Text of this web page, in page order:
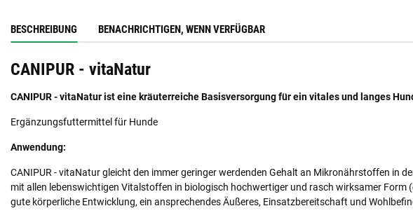
BESCHREIBUNG BENACHRICHTIGEN, WENN VERFÜGBAR
CANIPUR - vitaNatur
CANIPUR - vitaNatur ist eine kräuterreiche Basisversorgung für ein vitales und langes
Ergänzungsfuttermittel für Hunde
Anwendung:
CANIPUR - vitaNatur gleicht den immer geringer werdenden Gehalt an Mikronährstoffen in
mit allen lebenswichtigen Vitalstoffen in biologisch hochwertiger und rasch wirksamer
gute körperliche Entwicklung, ein ansprechendes Äußeres, Einsatzbereitschaft und